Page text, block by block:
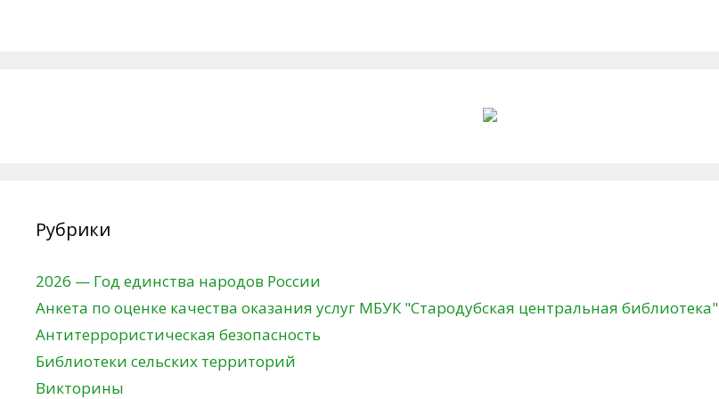
Рубрики
2026 — Год единства народов России
Анкета по оценке качества оказания услуг МБУК "Стародубская центральная библиотека"
Антитеррористическая безопасность
Библиотеки сельских территорий
Викторины